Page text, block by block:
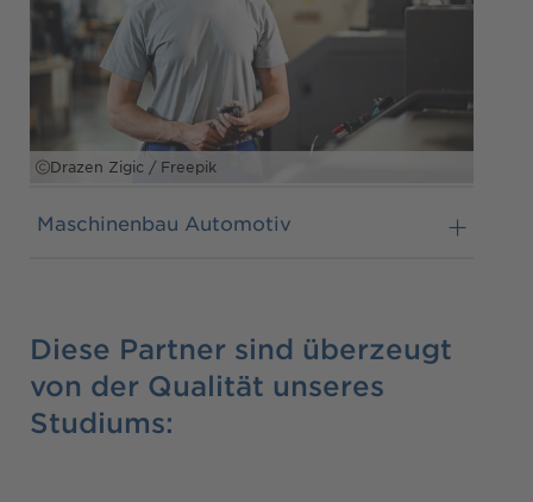
Drazen Zigic / Freepik
Maschinenbau Automotiv
Diese Partner sind überzeugt
von der Qualität unseres
Studiums: